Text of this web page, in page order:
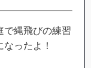
で縄飛びの練習
ったよ！